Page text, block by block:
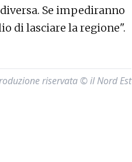
Se impediranno
di lasciare la regione".
riservata © il Nord Est